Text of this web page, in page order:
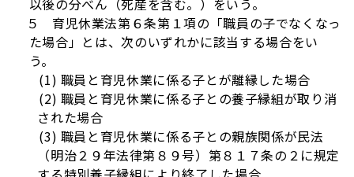
以後の分べん（死産を含む。）をいう。
５ 育児休業法第６条第１項の「職員の子でなくなっ
た場合」とは、次のいずれかに該当する場合をい
う。
(1) 職員と育児休業に係る子とが離縁した場合
(2) 職員と育児休業に係る子との養子縁組が取り消
された場合
(3) 職員と育児休業に係る子との親族関係が民法
（明治２９年法律第８９号）第８１７条の２に規定